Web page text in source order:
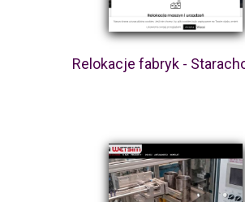
Relokacje fabryk -